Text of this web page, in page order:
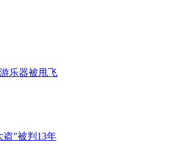
乐器被甩飞
盗"被判13年